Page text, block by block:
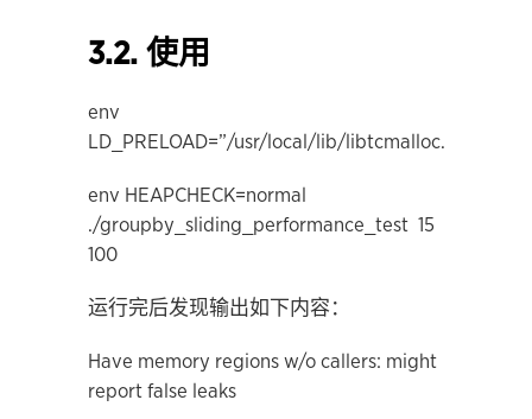
3.2. 使用
env
LD_PRELOAD=”/usr/local/lib/libtcmalloc.so”
env HEAPCHECK=normal
./groupby_sliding_performance_test 15
100
运行完后发现输出如下内容：
Have memory regions w/o callers: might
report false leaks